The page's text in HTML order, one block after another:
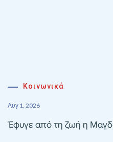
Κοινωνικά
Αυγ 1, 2026
Έφυγε από τη ζωή η